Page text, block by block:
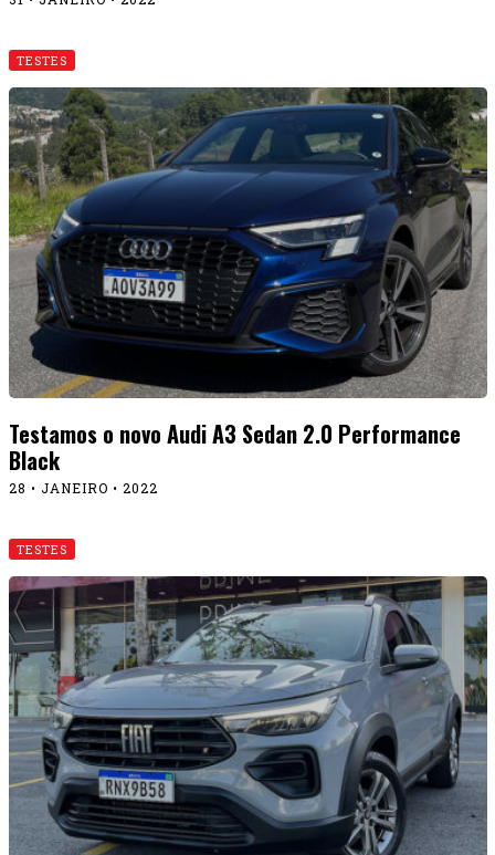
TESTES
Testamos o novo Audi A3 Sedan 2.0 Performance
Black
28 • JANEIRO • 2022
TESTES